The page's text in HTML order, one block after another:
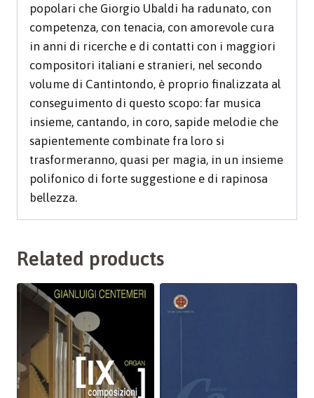
popolari che Giorgio Ubaldi ha radunato, con
competenza, con tenacia, con amorevole cura
in anni di ricerche e di contatti con i maggiori
compositori italiani e stranieri, nel secondo
volume di Cantintondo, è proprio finalizzata al
conseguimento di questo scopo: far musica
insieme, cantando, in coro, sapide melodie che
sapientemente combinate fra loro si
trasformeranno, quasi per magia, in un insieme
polifonico di forte suggestione e di rapinosa
bellezza.
Related products